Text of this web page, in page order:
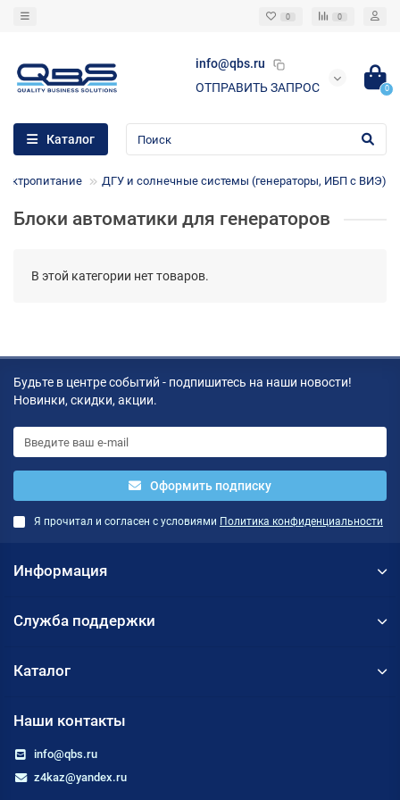
0 0
info@qbs.ru
ОТПРАВИТЬ ЗАПРОС
0
Каталог
ДГУ и солнечные системы (генераторы, ИБП с ВИЭ)
Блоки автоматики для генераторов
В этой категории нет товаров.
Будьте в центре событий - подпишитесь на наши новости!
Новинки, скидки, акции.
Оформить подписку
Я прочитал и согласен с условиями Политика конфиденциальности
Информация
Служба поддержки
Каталог
Наши контакты
info@qbs.ru
z4kaz@yandex.ru